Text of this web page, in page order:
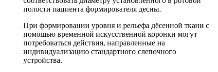
полости пациента формирователя десны.
При формировании уровня и рельефа дёсенной ткани с
помощью временной искусственной коронки могут
потребоваться действия, направленные на
индивидуализацию стандартного слепочного
устройства.